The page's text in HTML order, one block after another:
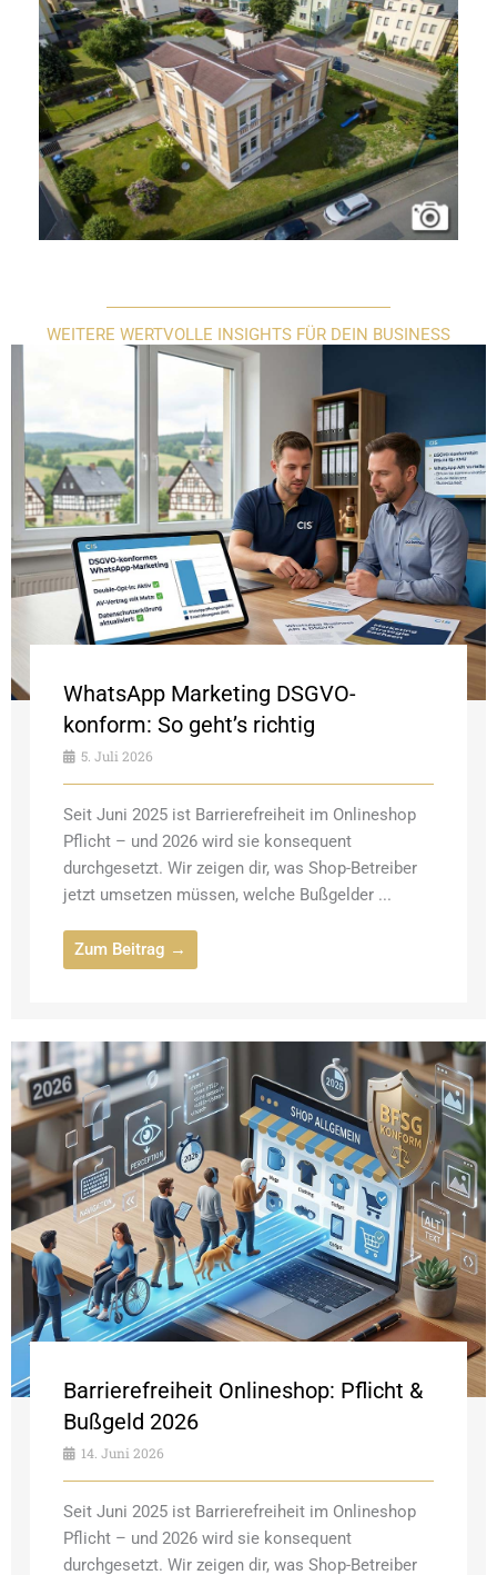
WEITERE WERTVOLLE INSIGHTS FÜR DEIN BUSINESS
WhatsApp Marketing DSGVO-
konform: So geht’s richtig
5. Juli 2026
Seit Juni 2025 ist Barrierefreiheit im Onlineshop
Pflicht – und 2026 wird sie konsequent
durchgesetzt. Wir zeigen dir, was Shop-Betreiber
jetzt umsetzen müssen, welche Bußgelder ...
Zum Beitrag →
Barrierefreiheit Onlineshop: Pflicht &
Bußgeld 2026
14. Juni 2026
Seit Juni 2025 ist Barrierefreiheit im Onlineshop
Pflicht – und 2026 wird sie konsequent
durchgesetzt. Wir zeigen dir, was Shop-Betreiber